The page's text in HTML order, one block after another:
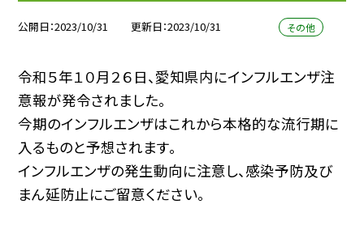
公開日 2023/10/31 更新日 2023/10/31 その他
令和５年１０月２６日、愛知県内にインフルエンザ注
意報が発令されました。
今期のインフルエンザはこれから本格的な流行期に
入るものと予想されます。
インフルエンザの発生動向に注意し、感染予防及び
まん延防止にご留意ください。